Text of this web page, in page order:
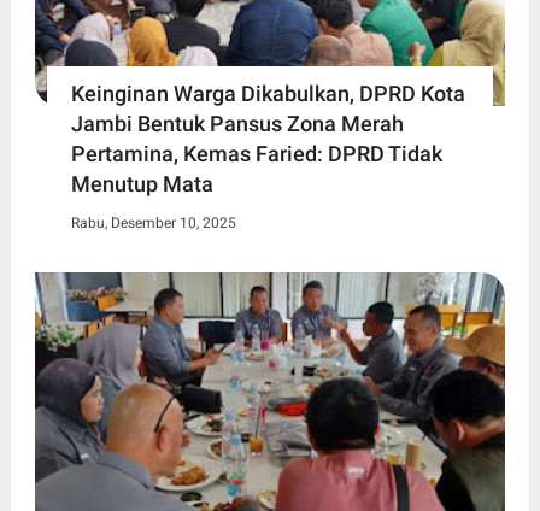
Keinginan Warga Dikabulkan, DPRD Kota
Jambi Bentuk Pansus Zona Merah
Pertamina, Kemas Faried: DPRD Tidak
Menutup Mata
Rabu, Desember 10, 2025